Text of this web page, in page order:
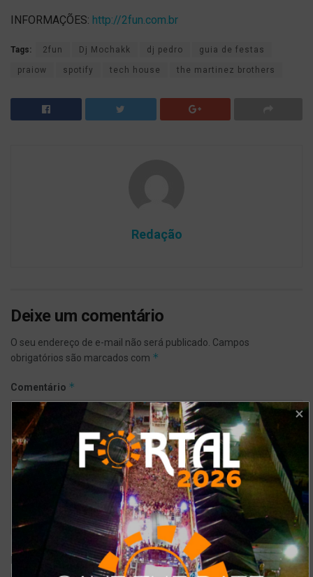
INFORMAÇÕES: http://2fun.com.br
Tags: 2fun Dj Mochakk dj pedro guia de festas
praiow spotify tech house the martinez brothers
Redação
Deixe um comentário
O seu endereço de e-mail não será publicado. Campos
obrigatórios são marcados com *
Comentário *